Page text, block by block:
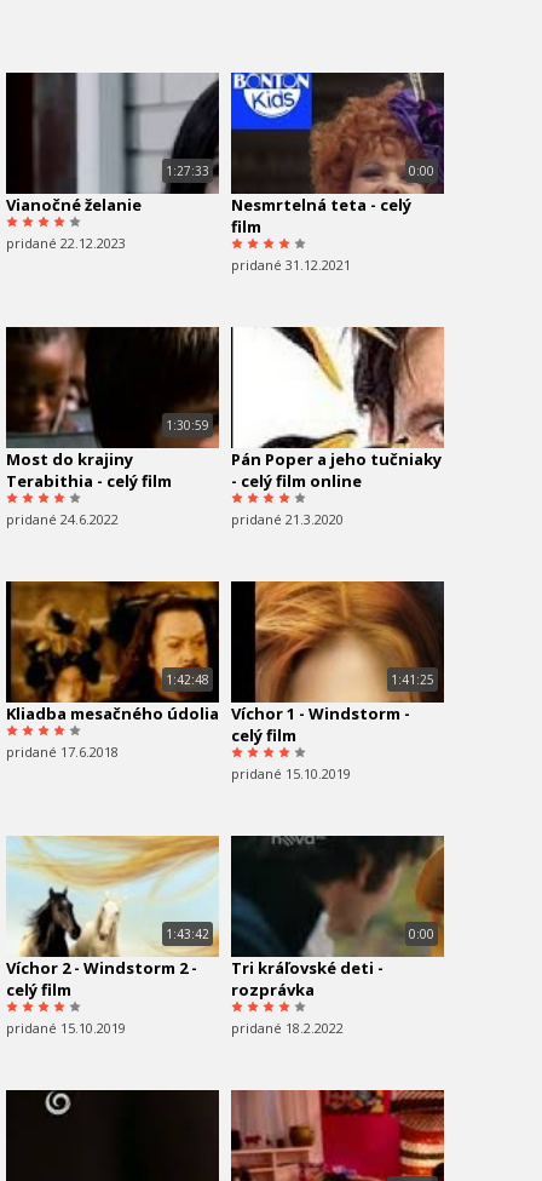
1:27:33
Vianočné želanie
pridané 22.12.2023
0:00
Nesmrtelná teta - celý
film
pridané 31.12.2021
1:30:59
Most do krajiny
Terabithia - celý film
pridané 24.6.2022
Pán Poper a jeho tučniaky
- celý film online
pridané 21.3.2020
1:42:48
Kliadba mesačného údolia
pridané 17.6.2018
1:41:25
Víchor 1 - Windstorm -
celý film
pridané 15.10.2019
1:43:42
Víchor 2 - Windstorm 2 -
celý film
pridané 15.10.2019
0:00
Tri kráľovské deti -
rozprávka
pridané 18.2.2022